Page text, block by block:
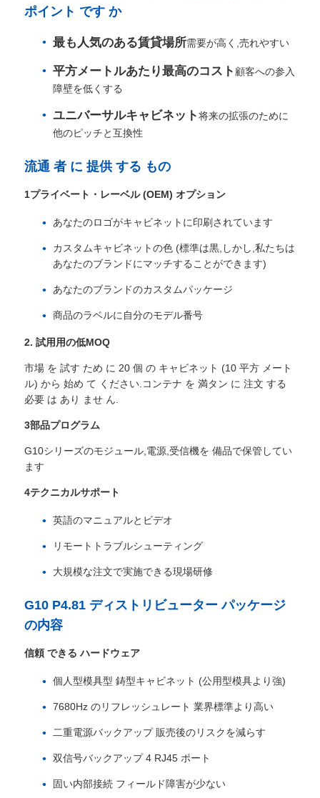
ホーム
VRショー
私たちについて
工場見学
品質管理
お問い合わせ
ニュース
ケース
引金 を 求め て ください
LEDディスプレイ画面
コンサートLEDスクリーン
コブLEDビデオ壁
透明なLEDディスプレイ
ポイント です か
最も人気のある賃貸場所需要が高く,売れやすい
平方メートルあたり最高のコスト 顧客への参入
障壁を低くする
ユニバーサルキャビネット将来の拡張のために
他のピッチと互換性
流通 者 に 提供 する もの
1プライベート・レーベル (OEM) オプション
あなたのロゴがキャビネットに印刷されています
カスタムキャビネットの色 (標準は黒,しかし,私たちは
あなたのブランドにマッチすることができます)
あなたのブランドのカスタムパッケージ
商品のラベルに自分のモデル番号
2. 試用用の低MOQ
市場 を 試す ため に 20 個 の キャビネット (10 平方 メート
ル) から 始め て ください.コンテナ を 満タン に 注文 する
必要 は あり ませ ん.
3部品プログラム
G10シリーズのモジュール,電源,受信機を 備品で保管してい
ます
4テクニカルサポート
英語のマニュアルとビデオ
リモートトラブルシューティング
大規模な注文で実施できる現場研修
G10 P4.81 ディストリビューター パッケージ
の内容
信頼 できる ハードウェア
個人型模具型 鋳型キャビネット (公用型模具より強)
7680Hz のリフレッシュレート 業界標準より高い
二重電源バックアップ 販売後のリスクを減らす
双信号バックアップ 4 RJ45 ポート
固い内部接続 フィールド障害が少ない